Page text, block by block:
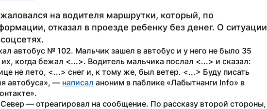
на водителя маршрутки, который, по
отказал в проезде ребенку без денег. О ситуации
автобус № 102. Мальчик зашел в автобус и у него не было 35
когда бежал <...>. Водитель мальчика послал <...> и сказал:
не лето, <...> снег и, к тому же, был ветер. <...> Буду писать
автобуса», — написал аноним в паблике «Лабытнанги Info» в
— отреагировал на сообщение. По рассказу второй стороны,